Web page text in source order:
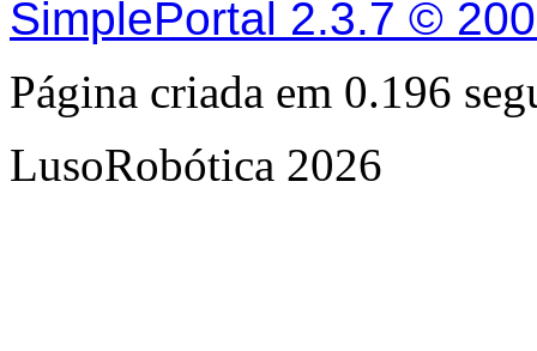
SimplePortal 2.3.7 ©
Página criada em 0.196
LusoRobótica 2026